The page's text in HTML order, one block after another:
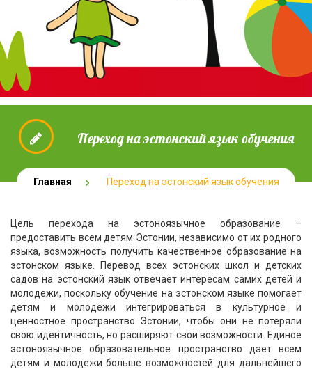
Переход на эстонский язык обучения
Главная Переход на эстонский язык обучения
Цель перехода на эстоноязычное образование –
предоставить всем детям Эстонии, независимо от их родного
языка, возможность получить качественное образование на
эстонском языке. Перевод всех эстонских школ и детских
садов на эстонский язык отвечает интересам самих детей и
молодежи, поскольку обучение на эстонском языке помогает
детям и молодежи интегрироваться в культурное и
ценностное пространство Эстонии, чтобы они не потеряли
свою идентичность, но расширяют свои возможности. Единое
эстоноязычное образовательное пространство дает всем
детям и молодежи больше возможностей для дальнейшего